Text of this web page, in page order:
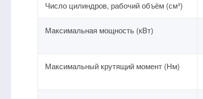
Число цилиндров, рабочий объём (см³)
Максимальная мощность (кВт)
Максимальный крутящий момент (Нм)